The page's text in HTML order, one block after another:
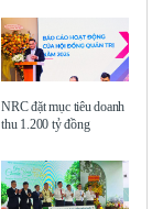
NRC đặt mục tiêu doanh
thu 1.200 tỷ đồng